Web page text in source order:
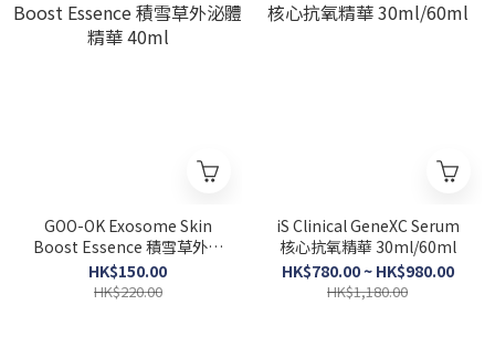
GOO-OK Exosome Skin
Boost Essence 積雪草外泌
體精華 40ml
HK$150.00
HK$220.00
iS Clinical GeneXC Serum
核心抗氧精華 30ml/60ml
HK$780.00 ~ HK$980.00
HK$1,180.00